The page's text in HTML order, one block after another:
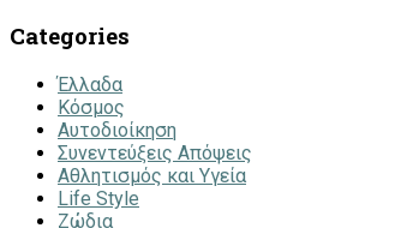
Categories
Έλλαδα
Κόσμος
Αυτοδιοίκηση
Συνεντεύξεις Απόψεις
Αθλητισμός και Υγεία
Life Style
Ζώδια